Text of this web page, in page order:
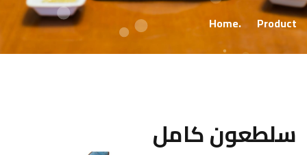
Home Product
سلطعون كامل